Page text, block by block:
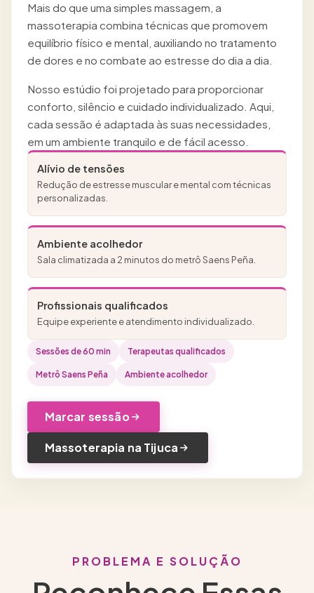
Mais do que uma simples massagem, a
massoterapia combina técnicas que promovem
equilíbrio físico e mental, auxiliando no tratamento
de dores e no combate ao estresse do dia a dia.
Nosso estúdio foi projetado para proporcionar
conforto, silêncio e cuidado individualizado. Aqui,
cada sessão é adaptada às suas necessidades,
em um ambiente tranquilo e de fácil acesso.
Alívio de tensões
Redução de estresse muscular e mental com técnicas
personalizadas.
Ambiente acolhedor
Sala climatizada a 2 minutos do metrô Saens Peña.
Profissionais qualificados
Equipe experiente e atendimento individualizado.
Sessões de 60 min Terapeutas qualificados
Metrô Saens Peña Ambiente acolhedor
Marcar sessão
Massoterapia na Tijuca
PROBLEMA E SOLUÇÃO